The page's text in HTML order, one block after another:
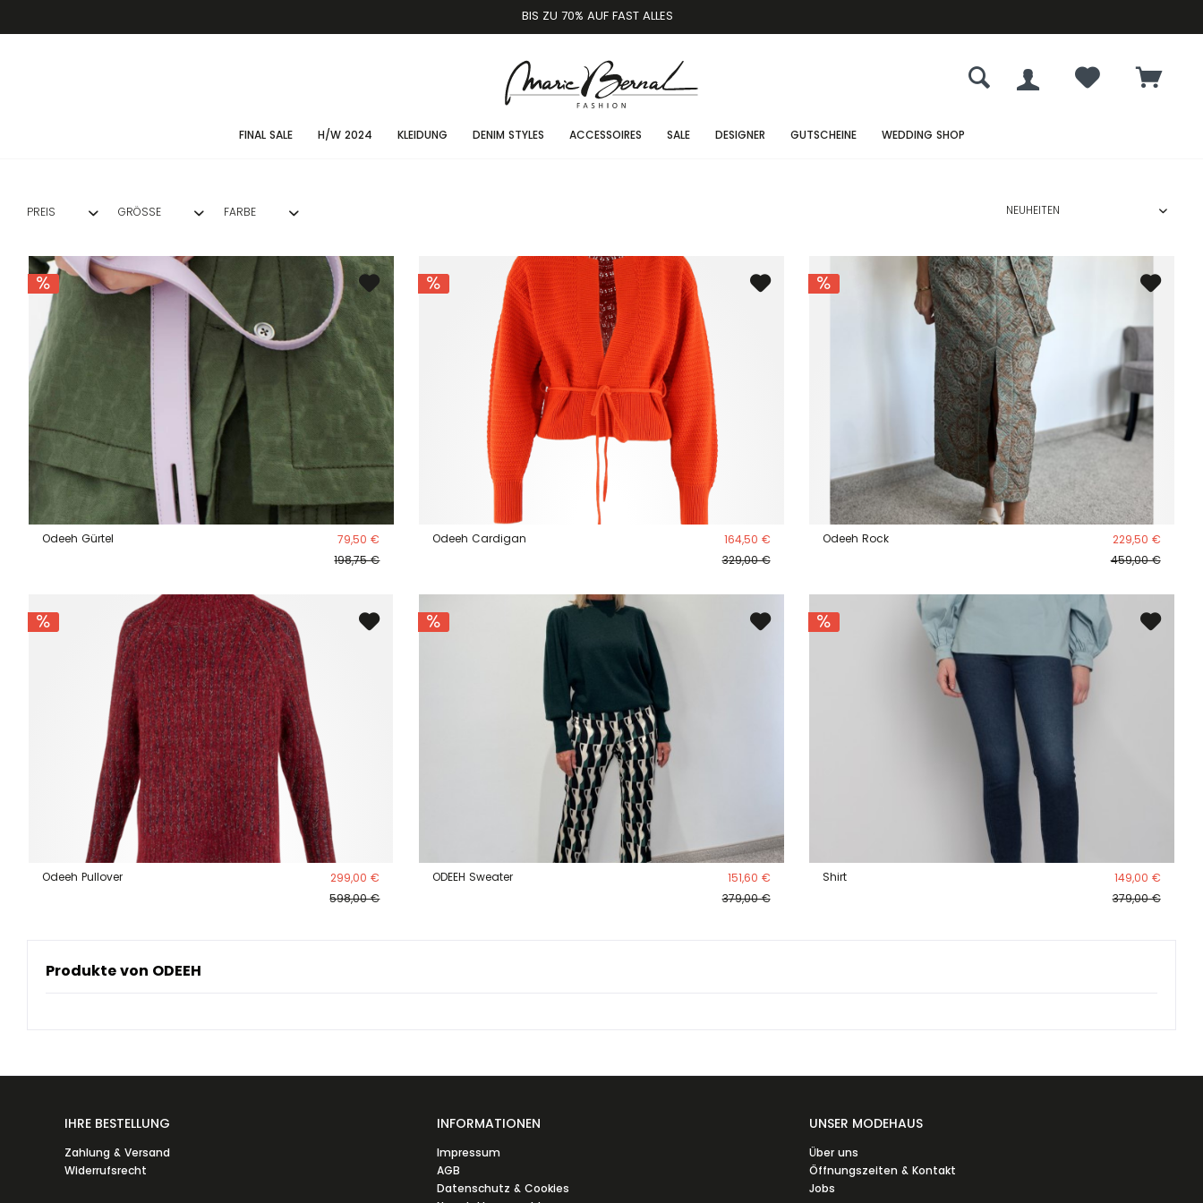
BIS ZU 70% AUF FAST ALLES
FINAL SALE H/W 2024 KLEIDUNG DENIM STYLES ACCESSOIRES SALE DESIGNER GUTSCHEINE WEDDING SHOP
PREIS
VON 79,50 €BIS299,00 €
GRÖSSE
34
FARBE
BLAU
Odeeh Gürtel
79,50 €
198,75 €
Odeeh Cardigan
164,50 €
329,00 €
Odeeh Rock
229,50 €
459,00 €
Odeeh Pullover
299,00 €
598,00 €
ODEEH Sweater
151,60 €
379,00 €
Shirt
149,00 €
379,00 €
Produkte von ODEEH
IHRE BESTELLUNG
Zahlung & Versand
Widerrufsrecht
INFORMATIONEN
Impressum
AGB
Datenschutz & Cookies
UNSER MODEHAUS
Über uns
Öffnungszeiten & Kontakt
Jobs